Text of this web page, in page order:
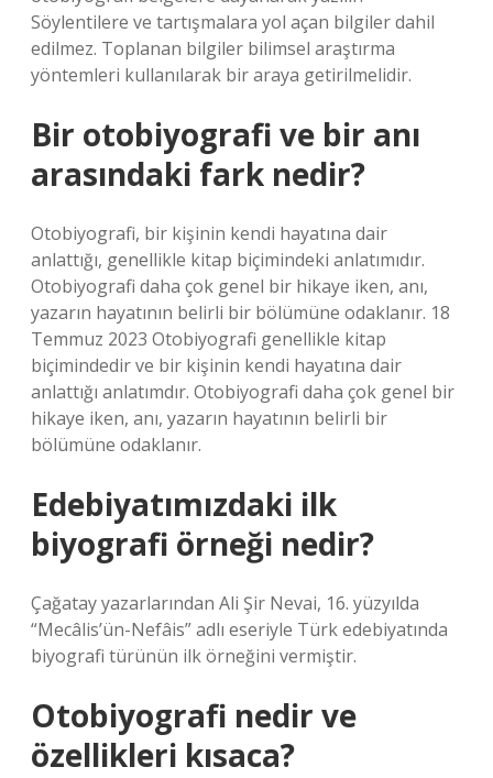
Söylentilere ve tartışmalara yol açan bilgiler dahil
edilmez. Toplanan bilgiler bilimsel araştırma
yöntemleri kullanılarak bir araya getirilmelidir.
Bir otobiyografi ve bir anı
arasındaki fark nedir?
Otobiyografi, bir kişinin kendi hayatına dair
anlattığı, genellikle kitap biçimindeki anlatımıdır.
Otobiyografi daha çok genel bir hikaye iken, anı,
yazarın hayatının belirli bir bölümüne odaklanır. 18
Temmuz 2023 Otobiyografi genellikle kitap
biçimindedir ve bir kişinin kendi hayatına dair
anlattığı anlatımdır. Otobiyografi daha çok genel bir
hikaye iken, anı, yazarın hayatının belirli bir
bölümüne odaklanır.
Edebiyatımızdaki ilk
biyografi örneği nedir?
Çağatay yazarlarından Ali Şir Nevai, 16. yüzyılda
“Mecâlis’ün-Nefâis” adlı eseriyle Türk edebiyatında
biyografi türünün ilk örneğini vermiştir.
Otobiyografi nedir ve
özellikleri kısaca?